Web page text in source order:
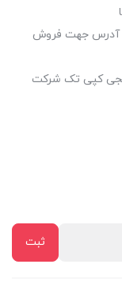
آدرس جهت فروش
کپی تک شرکت